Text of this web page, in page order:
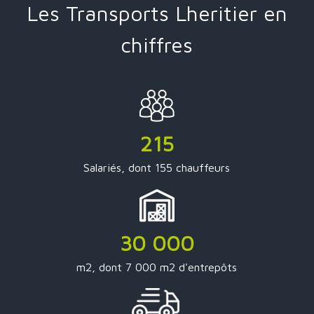
Les Transports Lheritier en
chiffres
215
Salariés, dont 155 chauffeurs
30 000
m2, dont 7 000 m2 d'entrepôts